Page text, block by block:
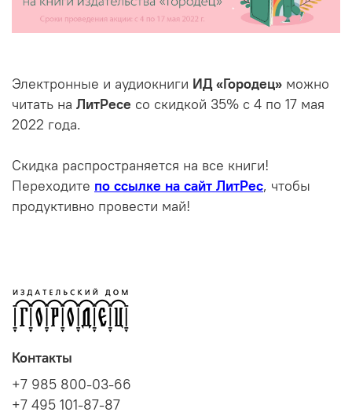
Электронные и аудиокниги ИД «Городец» можно
читать на ЛитРесе со скидкой 35% с 4 по 17 мая
2022 года.
Скидка распространяется на все книги!
Переходите по ссылке на сайт ЛитРес, чтобы
продуктивно провести май!
Контакты
+7 985 800-03-66
+7 495 101-87-87